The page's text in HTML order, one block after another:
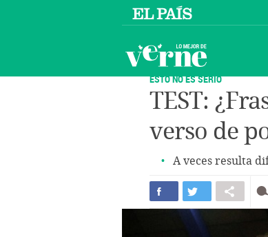
ESTO NO ES SERIO
TEST:
verso de
A veces resulta